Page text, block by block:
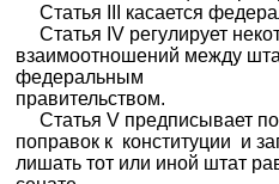
Статья III касается
Статья IV регулирует
взаимоотношений между
федеральным
правительством.
Статья V предписывает
поправок к конституции и
лишать тот или иной штат